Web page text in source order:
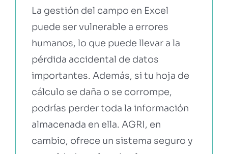
La gestión del campo en Excel
puede ser vulnerable a errores
humanos, lo que puede llevar a la
pérdida accidental de datos
importantes. Además, si tu hoja de
cálculo se daña o se corrompe,
podrías perder toda la información
almacenada en ella. AGRI, en
cambio, ofrece un sistema seguro y